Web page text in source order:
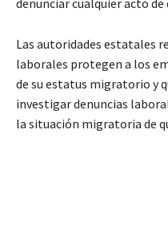
Las autoridades estatales
laborales protegen a los
de su estatus migratorio y
investigar denuncias
la situación migratoria de